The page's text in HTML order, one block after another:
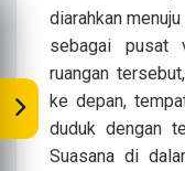
diarahkan
sebagai pusat
ruangan
ke depan,
duduk dengan
Suasana di